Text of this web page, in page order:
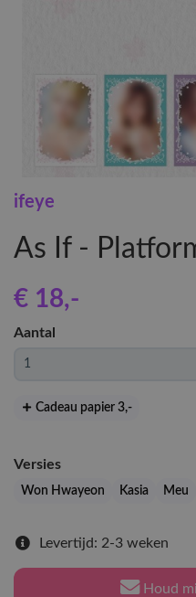
ifeye
As If -
€ 18,-
Aantal
Cadeau papier 3,-
Versies
Won Hwayeon Kasia Meu
Levertijd: 2-3 weken
Houd